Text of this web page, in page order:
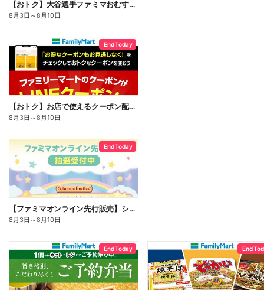
【おトク】大谷選手ファミマおむすび割
8月3日 ～8月10日
End Today
【おトク】お店で使えるクーポン配信中
8月3日 ～8月10日
End Today
【ファミマオンライン先行販売】シルバニアファミリー
8月3日 ～8月10日
End Today End